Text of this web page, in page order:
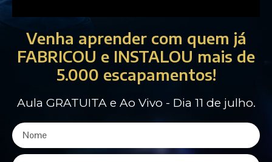
Venha aprender com quem já
FABRICOU e INSTALOU mais de
5.000 escapamentos!
Aula GRATUITA e Ao Vivo - Dia 11 de julho.